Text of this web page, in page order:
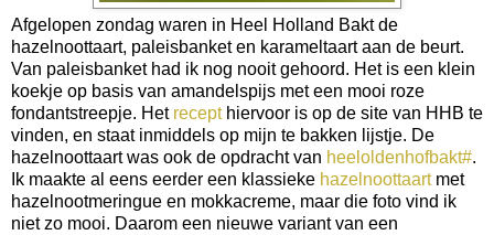
Afgelopen zondag waren in Heel Holland Bakt de
hazelnoottaart, paleisbanket en karameltaart aan de beurt.
Van paleisbanket had ik nog nooit gehoord. Het is een klein
koekje op basis van amandelspijs met een mooi roze
fondantstreepje. Het recepthiervoor is op de site van HHB te
vinden, en staat inmiddels op mijn te bakken lijstje. De
hazelnoottaart was ook de opdracht van heeloldenhofbakt#.
Ik maakte al eens eerder een klassieke hazelnoottaartmet
hazelnootmeringue en mokkacreme, maar die foto vind ik
niet zo mooi. Daarom een nieuwe variant van een